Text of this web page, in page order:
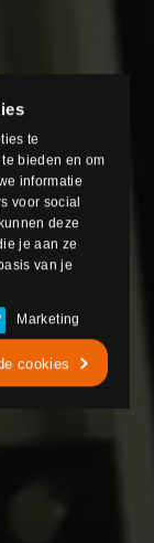
te
bieden en om
informatie
voor social
deze
je aan ze
van je
Marketing
cookies